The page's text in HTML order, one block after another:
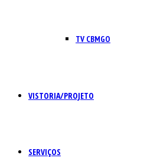
TV CBMGO
VISTORIA/PROJETO
SERVIÇOS